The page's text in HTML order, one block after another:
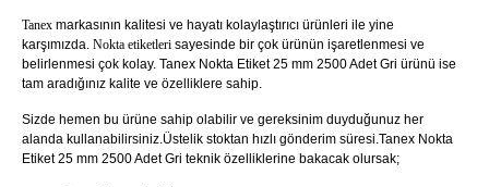
Tanex markasının kalitesi ve hayatı kolaylaştırıcı ürünleri ile yine
karşımızda. Nokta etiketleri sayesinde bir çok ürünün işaretlenmesi ve
belirlenmesi çok kolay. Tanex Nokta Etiket 25 mm 2500 Adet Gri ürünü ise
tam aradığınız kalite ve özelliklere sahip.
Sizde hemen bu ürüne sahip olabilir ve gereksinim duyduğunuz her
alanda kullanabilirsiniz.Üstelik stoktan hızlı gönderim süresi.Tanex Nokta
Etiket 25 mm 2500 Adet Gri teknik özelliklerine bakacak olursak;